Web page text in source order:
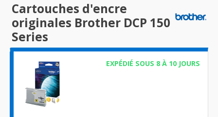
Cartouches d'encre
originales Brother DCP 150
Series
EXPÉDIÉ SOUS 8 À 10 JOURS